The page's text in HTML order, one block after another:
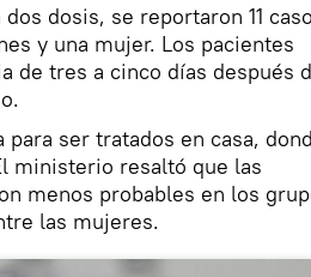
dosis, se reportaron 11
y una mujer. Los pacientes
de tres a cinco días después
ser tratados en casa,
ministerio resaltó que las
menos probables en los
las mujeres.